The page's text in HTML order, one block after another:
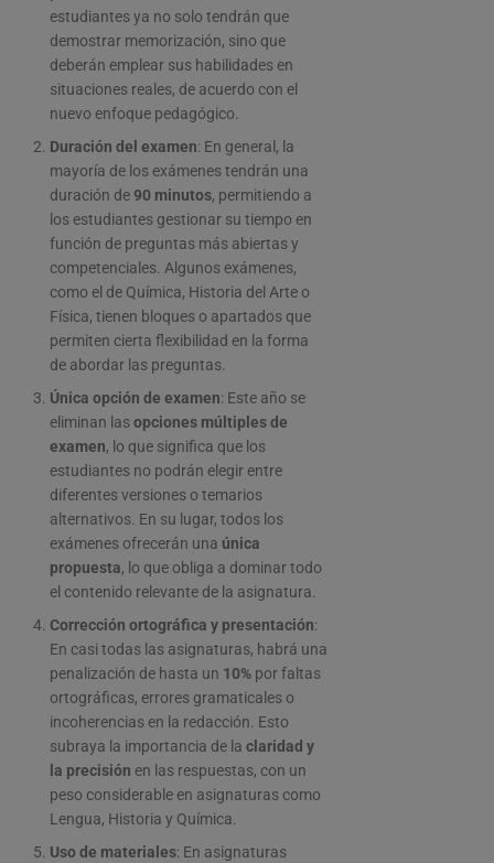
estudiantes ya no solo tendrán que
demostrar memorización, sino que
deberán emplear sus habilidades en
situaciones reales, de acuerdo con el
nuevo enfoque pedagógico.
Duración del examen: En general, la
mayoría de los exámenes tendrán una
duración de90 minutos, permitiendo a
los estudiantes gestionar su tiempo en
función de preguntas más abiertas y
competenciales. Algunos exámenes,
como el de Química, Historia del Arte o
Física, tienen bloques o apartados que
permiten cierta flexibilidad en la forma
de abordar las preguntas.
Única opción de examen: Este año se
eliminan lasopciones múltiples de
examen, lo que significa que los
estudiantes no podrán elegir entre
diferentes versiones o temarios
alternativos. En su lugar, todos los
exámenes ofrecerán una única
propuesta, lo que obliga a dominar todo
el contenido relevante de la asignatura.
Corrección ortográfica y presentación:
En casi todas las asignaturas, habrá una
penalización de hasta un 10% por faltas
ortográficas, errores gramaticales o
incoherencias en la redacción. Esto
subraya la importancia de la claridad y
la precisión en las respuestas, con un
peso considerable en asignaturas como
Lengua, Historia y Química.
Uso de materiales: En asignaturas